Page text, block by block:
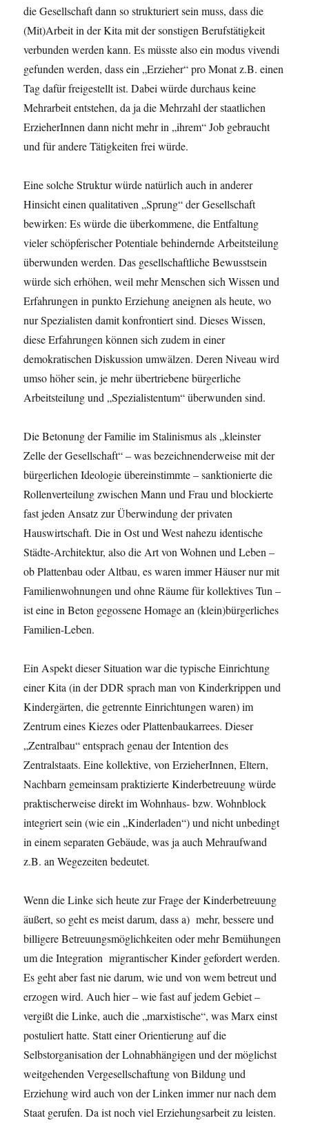
die Gesellschaft dann so strukturiert sein muss, dass die
(Mit)Arbeit in der Kita mit der sonstigen Berufstätigkeit
verbunden werden kann. Es müsste also ein modus vivendi
gefunden werden, dass ein „Erzieher“ pro Monat z.B. einen
Tag dafür freigestellt ist. Dabei würde durchaus keine
Mehrarbeit entstehen, da ja die Mehrzahl der staatlichen
ErzieherInnen dann nicht mehr in „ihrem“ Job gebraucht
und für andere Tätigkeiten frei würde.
Eine solche Struktur würde natürlich auch in anderer
Hinsicht einen qualitativen „Sprung“ der Gesellschaft
bewirken: Es würde die überkommene, die Entfaltung
vieler schöpferischer Potentiale behindernde Arbeitsteilung
überwunden werden. Das gesellschaftliche Bewusstsein
würde sich erhöhen, weil mehr Menschen sich Wissen und
Erfahrungen in punkto Erziehung aneignen als heute, wo
nur Spezialisten damit konfrontiert sind. Dieses Wissen,
diese Erfahrungen können sich zudem in einer
demokratischen Diskussion umwälzen. Deren Niveau wird
umso höher sein, je mehr übertriebene bürgerliche
Arbeitsteilung und „Spezialistentum“ überwunden sind.
Die Betonung der Familie im Stalinismus als „kleinster
Zelle der Gesellschaft“ – was bezeichnenderweise mit der
bürgerlichen Ideologie übereinstimmte – sanktionierte die
Rollenverteilung zwischen Mann und Frau und blockierte
fast jeden Ansatz zur Überwindung der privaten
Hauswirtschaft. Die in Ost und West nahezu identische
Städte-Architektur, also die Art von Wohnen und Leben –
ob Plattenbau oder Altbau, es waren immer Häuser nur mit
Familienwohnungen und ohne Räume für kollektives Tun –
ist eine in Beton gegossene Homage an (klein)bürgerliches
Familien-Leben.
Ein Aspekt dieser Situation war die typische Einrichtung
einer Kita (in der DDR sprach man von Kinderkrippen und
Kindergärten, die getrennte Einrichtungen waren) im
Zentrum eines Kiezes oder Plattenbaukarrees. Dieser
„Zentralbau“ entsprach genau der Intention des
Zentralstaats. Eine kollektive, von ErzieherInnen, Eltern,
Nachbarn gemeinsam praktizierte Kinderbetreuung würde
praktischerweise direkt im Wohnhaus- bzw. Wohnblock
integriert sein (wie ein „Kinderladen“) und nicht unbedingt
in einem separaten Gebäude, was ja auch Mehraufwand
z.B. an Wegezeiten bedeutet.
Wenn die Linke sich heute zur Frage der Kinderbetreuung
äußert, so geht es meist darum, dass a) mehr, bessere und
billigere Betreuungsmöglichkeiten oder mehr Bemühungen
um die Integration migrantischer Kinder gefordert werden.
Es geht aber fast nie darum, wie und von wem betreut und
erzogen wird. Auch hier – wie fast auf jedem Gebiet –
vergißt die Linke, auch die „marxistische“, was Marx einst
postuliert hatte. Statt einer Orientierung auf die
Selbstorganisation der Lohnabhängigen und der möglichst
weitgehenden Vergesellschaftung von Bildung und
Erziehung wird auch von der Linken immer nur nach dem
Staat gerufen. Da ist noch viel Erziehungsarbeit zu leisten.